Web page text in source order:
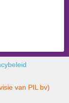
van PIL bv)